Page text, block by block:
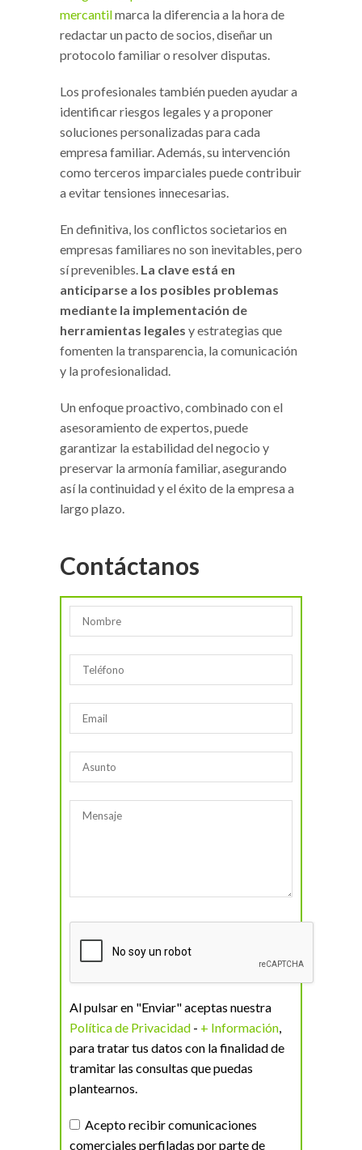
mercantilmarca la diferencia a la hora de
redactar un pacto de socios, diseñar un
protocolo familiar o resolver disputas.
Los profesionales también pueden ayudar a
identificar riesgos legales y a proponer
soluciones personalizadas para cada
empresa familiar. Además, su intervención
como terceros imparciales puede contribuir
a evitar tensiones innecesarias.
En definitiva, los conflictos societarios en
empresas familiares no son inevitables, pero
sí prevenibles. La clave está en
anticiparse a los posibles problemas
mediante la implementación de
herramientas legales y estrategias que
fomenten la transparencia, la comunicación
y la profesionalidad.
Un enfoque proactivo, combinado con el
asesoramiento de expertos, puede
garantizar la estabilidad del negocio y
preservar la armonía familiar, asegurando
así la continuidad y el éxito de la empresa a
largo plazo.
Contáctanos
Al pulsar en "Enviar" aceptas nuestra
Política de Privacidad - + Información,
para tratar tus datos con la finalidad de
tramitar las consultas que puedas
plantearnos.
Acepto recibir comunicaciones
comerciales perfiladas por parte de